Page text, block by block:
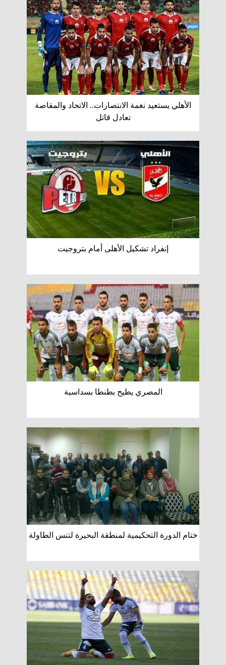
الأهلي يستعيد نغمة الانتصارات.. الاتحاد والمقاصة
تعادل قاتل
إنفراد تشكيل الأهلى أمام بتروجيت
المصري يطيح بطنطا بسداسية
ختام الدورة التحكيمية لمنطقة البحيرة لتنس الطاولة